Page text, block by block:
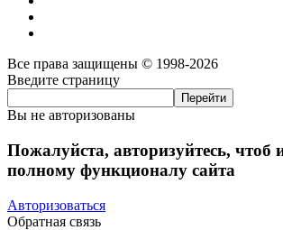
Все права защищены © 1998-2026
Введите страницу
Вы не авторизованы
Пожалуйста, авторизуйтесь, чтоб
полному функционалу сайта
Авторизоваться
Обратная связь